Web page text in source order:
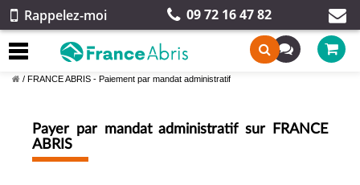
Rappelez-moi 09 72 16 47 82
/ FRANCE ABRIS - Paiement par mandat administratif
Payer par mandat administratif sur FRANCE
ABRIS